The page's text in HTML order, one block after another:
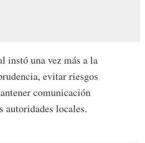
instó una vez más a la
evitar riesgos
comunicación
autoridades locales.